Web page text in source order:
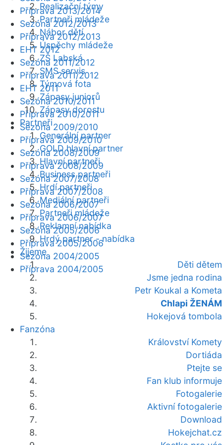
Realizační týmy
Partneři mládeže
Nábor dětí
Úspěchy mládeže
ZŠ Labská
SMS servis
Týmová fota
Zápasy juniorů
Zápasy dorostu
Partneři
Generální partner
GOLD hlavní partner
Hlavní partneři
Business partneři
Hrdí partneři
Mediální partneři
Partneři mládeže
Reklamní nabídka
Hrdý partner - nabídka
Žijeme
Děti dětem
Jsme jedna rodina
Petr Koukal a Kometa
Chlapi ŽENÁM
Hokejová tombola
Fanzóna
Království Komety
Dortiáda
Ptejte se
Fan klub informuje
Fotogalerie
Aktivní fotogalerie
Download
Hokejchat.cz
Příprava 2013/2014
Sezóna 2012/2013
Příprava 2012/2013
EHT 2012
Sezóna 2011/2012
Příprava 2011/2012
EHT 2011
Sezóna 2010/2011
Příprava 2010/2011
Sezóna 2009/2010
Příprava 2009/2010
Sezóna 2008/2009
Příprava 2008/2009
Sezóna 2007/2008
Příprava 2007/2008
Sezóna 2006/2007
Příprava 2006/2007
Sezóna 2005/2006
Příprava 2005/2006
Sezóna 2004/2005
Příprava 2004/2005